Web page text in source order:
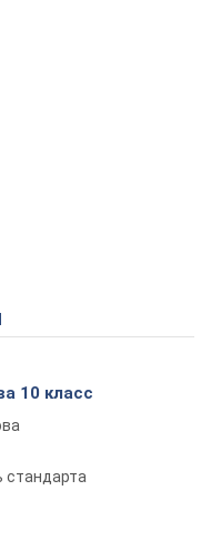
10 класс
стандарта